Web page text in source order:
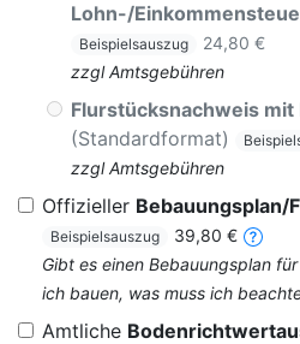
Lohn-/
Beispielsauszug
24,80 €
zzgl Amtsgebühren
Flurstücksnachweis
(Standardformat)
zzgl Amtsgebühren
Offizieller Bebauungsplan/
Beispielsauszug
39,80 €
Gibt es einen Bebauungsplan
ich bauen, was muss ich
Amtliche